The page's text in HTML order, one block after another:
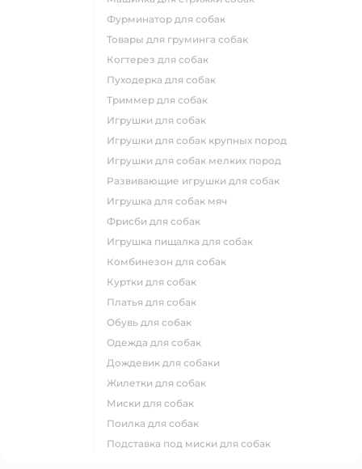
фурминатор для собак
товары для груминга собак
когтерез для собак
пуходерка для собак
триммер для собак
игрушки для собак
игрушки для собак крупных пород
игрушки для собак мелких пород
развивающие игрушки для собак
игрушка для собак мяч
фрисби для собак
игрушка пищалка для собак
комбинезон для собак
куртки для собак
платья для собак
обувь для собак
одежда для собак
дождевик для собаки
жилетки для собак
миски для собак
поилка для собак
подставка под миски для собак